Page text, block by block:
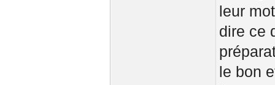
leur
dire ce
le bon